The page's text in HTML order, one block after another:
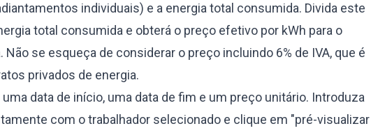
individuais) e a energia total consumida. Divida este
total consumida e obterá o preço efetivo por kWh para o
Não se esqueça de considerar o preço incluindo 6% de IVA, que é
privados de energia.
data de início, uma data de fim e um preço unitário. Introduza
com o trabalhador selecionado e clique em "pré-visualizar